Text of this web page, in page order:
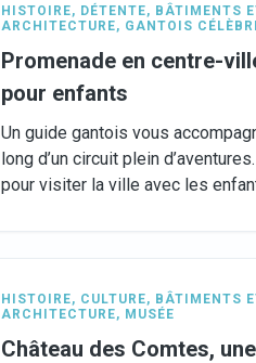
HISTOIRE, DÉTENTE, BÂTIMENTS
ARCHITECTURE, GANTOIS
Promenade en centre-
pour enfants
Un guide gantois vous
long d’un circuit plein
pour visiter la ville avec les
HISTOIRE, CULTURE, BÂTIMENTS
ARCHITECTURE, MUSÉE
Château des Comtes,